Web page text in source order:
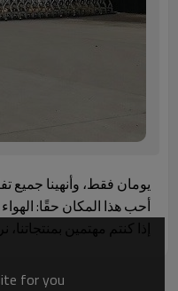
يومان فقط، وأنهينا جميع
أحب هذا المكان حقًا:
إذا كنتم مهتمين
for you.